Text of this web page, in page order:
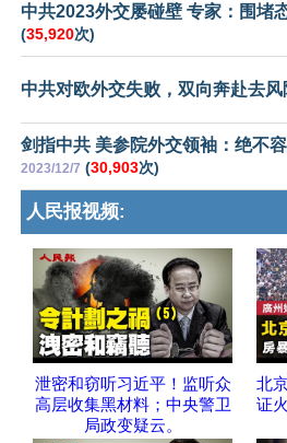
中共2023外交屡碰壁 专家：围堵
(35,920次)
中共对欧外交失败，双向奔赴去
剑指中共 美参院外交领袖：绝不
2023/12/7 (30,903次)
人民报视频:
泄密和窃听习近平！监听众
高层收集黑材料；中央警卫
局政变疑云。
北
证